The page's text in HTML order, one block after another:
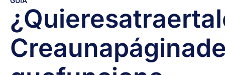
¿Quieresatraer
Creaunapágina